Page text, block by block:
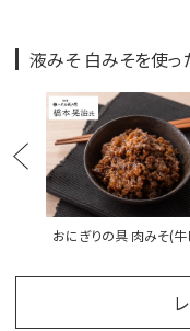
液みそ 白みそを使っ
おにぎりの具 肉みそ(牛